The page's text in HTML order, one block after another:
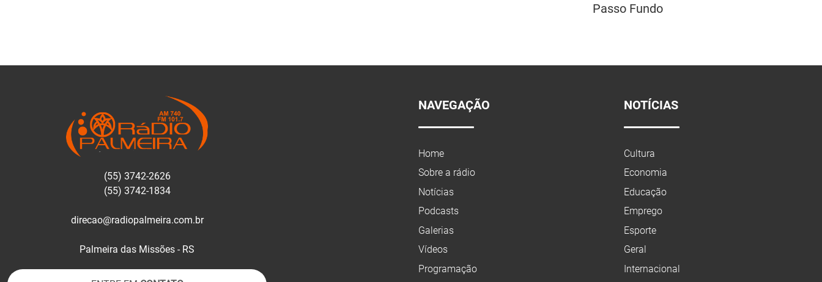
Passo Fundo
(55) 3742-2626
(55) 3742-1834
direcao@radiopalmeira.com.br
Palmeira das Missões - RS
NAVEGAÇÃO
Home
Sobre a rádio
Notícias
Podcasts
Galerias
Vídeos
Programação
NOTÍCIAS
Cultura
Economia
Educação
Emprego
Esporte
Geral
Internacional